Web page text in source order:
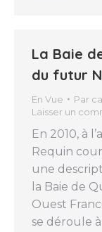
La Baie
du futur
En Vue Par
Laisser un
En 2010, à
Requin
une
la Baie de
Ouest
se déroule